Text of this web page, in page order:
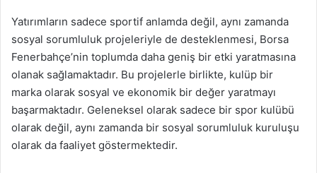
Yatırımların sadece sportif anlamda değil, aynı zamanda
sosyal sorumluluk projeleriyle de desteklenmesi, Borsa
Fenerbahçe’nin toplumda daha geniş bir etki yaratmasına
olanak sağlamaktadır. Bu projelerle birlikte, kulüp bir
marka olarak sosyal ve ekonomik bir değer yaratmayı
başarmaktadır. Geleneksel olarak sadece bir spor kulübü
olarak değil, aynı zamanda bir sosyal sorumluluk kuruluşu
olarak da faaliyet göstermektedir.